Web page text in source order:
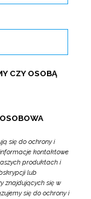
CZY OSOBĄ
się do ochrony i
kontaktowe
produktach i
lub
znajdujących się w
się do ochrony i